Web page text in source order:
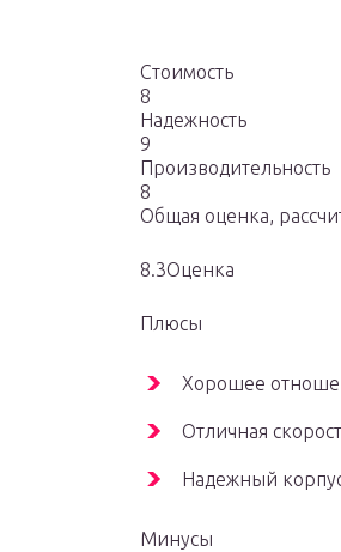
Стоимость
8
Надежность
9
Производительность
8
Общая оценка,
8.3Оценка
Плюсы
Хорошее
Отличная
Надежный
Минусы